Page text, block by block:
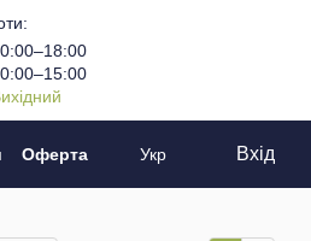
Оферта
Укр Вхід